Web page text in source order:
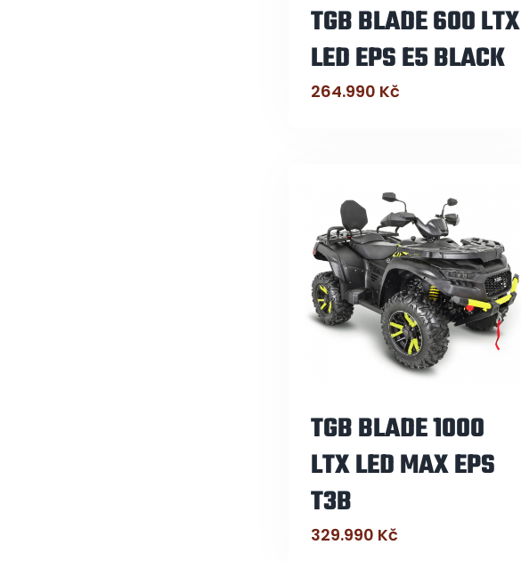
TGB BLADE 600 LTX
LED EPS E5 BLACK
264.990 Kč
TGB BLADE 1000
LTX LED MAX EPS
T3B
329.990 Kč